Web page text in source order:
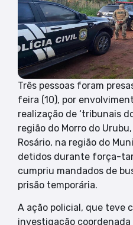
Três pessoas foram
feira (10), por
realização de ‘tribunais
região do Morro do
Rosário, na região do
detidos durante força-
cumpriu mandados de
prisão temporária.
A ação policial, que teve
investigação coordenada